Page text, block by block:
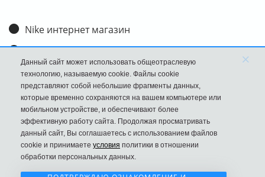
Nike интернет магазин
Доставка и оплата
Обмен и возврат
Размеры
FAQ
Новости
Политика Конфиденциальности
Данный сайт может использовать общеотраслевую
технологию, называемую cookie. Файлы cookie
представляют собой небольшие фрагменты данных,
которые временно сохраняются на вашем компьютере или
мобильном устройстве, и обеспечивают более
эффективную работу сайта. Продолжая просматривать
данный сайт, Вы соглашаетесь с использованием файлов
cookie и принимаете условия политики в отношении
обработки персональных данных.
×